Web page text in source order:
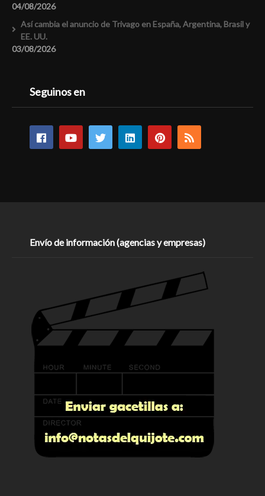
04/08/2026
Así cambia el anuncio de Trivago en España, Argentina, Brasil y
EE. UU.
03/08/2026
Seguinos en
Envío de información (agencias y empresas)